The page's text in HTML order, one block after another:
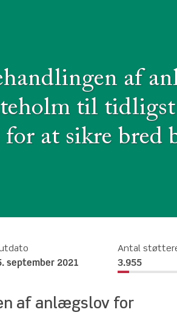
af
til
for at sikre bred
september 2021
Antal
3.955
af anlægslov for